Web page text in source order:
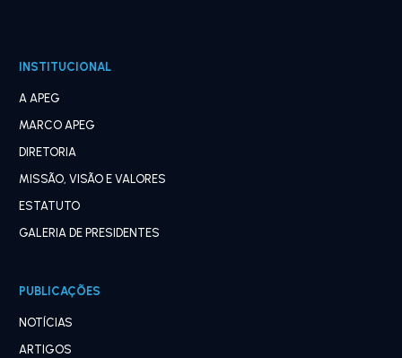
INSTITUCIONAL
A APEG
MARCO APEG
DIRETORIA
MISSÃO, VISÃO E VALORES
ESTATUTO
GALERIA DE PRESIDENTES
PUBLICAÇÕES
NOTÍCIAS
ARTIGOS